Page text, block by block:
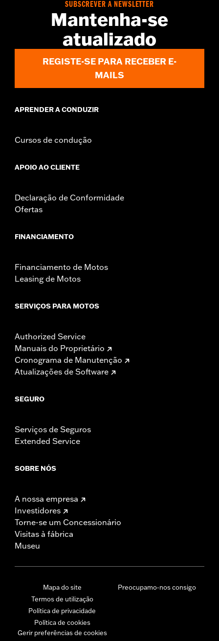
SUBSCREVER A NEWSLETTER
Mantenha-se
atualizado
REGISTE-SE PARA RECEBER E-
MAILS
APRENDER A CONDUZIR
Cursos de condução
APOIO AO CLIENTE
Declaração de Conformidade
Ofertas
FINANCIAMENTO
Financiamento de Motos
Leasing de Motos
SERVIÇOS PARA MOTOS
Authorized Service
Manuais do Proprietário
Cronograma de Manutenção
Atualizações de Software
SEGURO
Serviços de Seguros
Extended Service
SOBRE NÓS
A nossa empresa
Investidores
Torne-se um Concessionário
Visitas à fábrica
Museu
Mapa do site
Termos de utilização
Política de privacidade
Política de cookies
Gerir preferências de cookies
Preocupamo-nos consigo